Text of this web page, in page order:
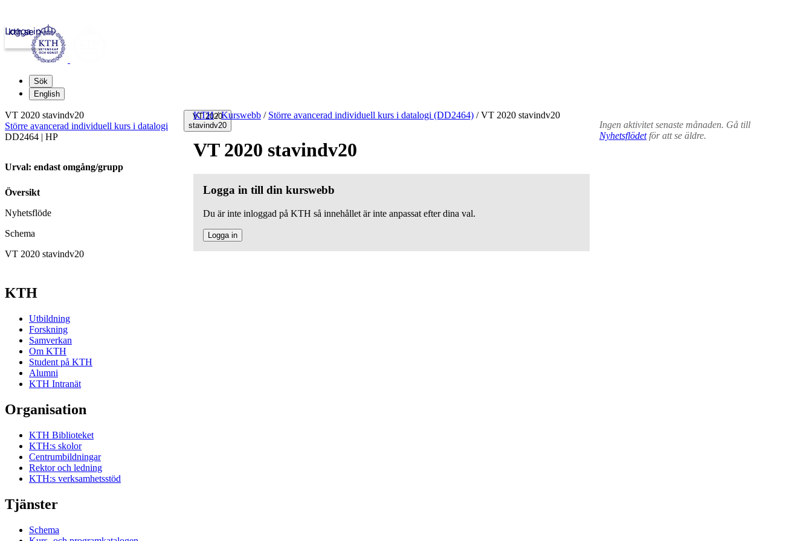
kth.se
Logga in
Sök
English
VT 2020
stavindv20
KTH / Kurswebb / Större avancerad individuell kurs i datalogi (DD2464) /VT 2020 stavindv20
VT 2020 stavindv20
Logga in till din kurswebb
Du är inte inloggad på KTH så innehållet är inte anpassat efter dina val.
Logga in
Ingen aktivitet senaste månaden. Gå till
Nyhetsflödetför att se äldre.
VT 2020 stavindv20
Större avancerad individuell kurs i datalogi
DD2464 | HP
Urval: endast omgång/grupp
Översikt
Nyhetsflöde
Schema
VT 2020 stavindv20
KTH
Utbildning
Forskning
Samverkan
Om KTH
Student på KTH
Alumni
KTH Intranät
Organisation
KTH Biblioteket
KTH:s skolor
Centrumbildningar
Rektor och ledning
KTH:s verksamhetsstöd
Tjänster
Schema